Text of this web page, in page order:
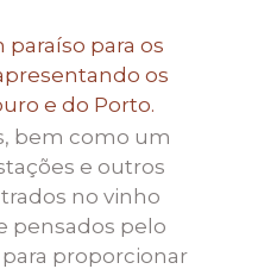
paraíso para os
os
e do Porto.
bem como um
e outros
no vinho
pensados pelo
proporcionar